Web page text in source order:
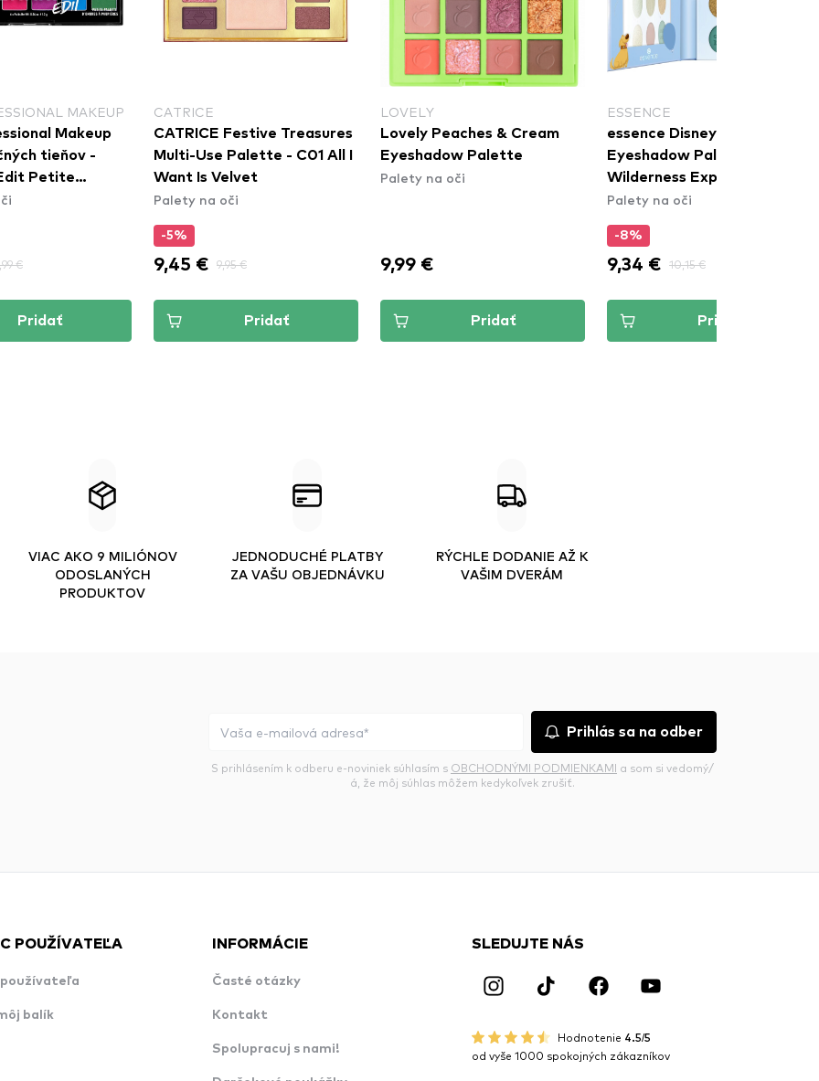
Treasures
- C01 All I
€
Pridať
LOVELY
Lovely Peaches & Cream
Eyeshadow Palette
Palety na oči
9,99 €
Pridať
ESSENCE
essence Disney Pixar Up
Eyeshadow Palette - 02
Wilderness Explorer
9,34 €
Pridať
CATRICE
CATRICE Generation Joy
Eyeshadow Palette - C01
Show It Off
Palety na oči
-5%
9,49 € 9,99 €
Pridať
VIAC AKO 9 MILIÓNOV
ODOSLANÝCH
PRODUKTOV
JEDNODUCHÉ PLATBY
ZA VAŠU OBJEDNÁVKU
RÝCHLE DODANIE AŽ K
VAŠIM DVERÁM
Prihlás sa na odber
S prihlásením k odberu e-noviniek súhlasím s OBCHODNÝMI PODMIENKAMI a som si vedomý/
á, že môj súhlas môžem kedykoľvek zrušiť.
POUŽÍVATEĽA
používateľa
balík
INFORMÁCIE
Časté otázky
Kontakt
Spolupracuj s nami!
SLEDUJTE NÁS
Hodnotenie 4.5/5
od vyše 1000 spokojných zákazníkov